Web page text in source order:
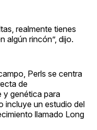
realmente tienes
algún rincón”, dijo.
Perls se centra
de
y genética para
incluye un estudio del
llamado Long